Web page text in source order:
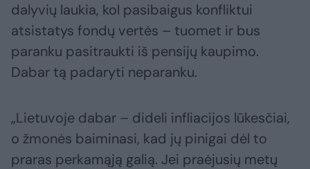
dalyvių laukia, kol pasibaigus konfliktui
atsistatys fondų vertės – tuomet ir bus
paranku pasitraukti iš pensijų kaupimo.
Dabar tą padaryti neparanku.
„Lietuvoje dabar – dideli infliacijos lūkesčiai,
o žmonės baiminasi, kad jų pinigai dėl to
praras perkamąją galią. Jei praėjusių metų